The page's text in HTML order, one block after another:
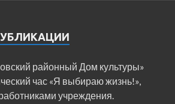
районный Дом культуры»
час «Я выбираю жизнь!»,
учреждения.